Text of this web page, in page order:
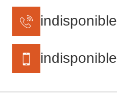
indisponible
indisponible